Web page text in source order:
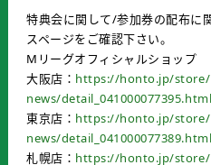
特典会に関して/参加券の配布
スページをご確認下さい。
Mリーグオフィシャルショップ
大阪店： https://honto.jp/store/
news/detail_041000077395.html
東京店： https://honto.jp/store/
news/detail_041000077389.html
札幌店： https://honto.jp/store/